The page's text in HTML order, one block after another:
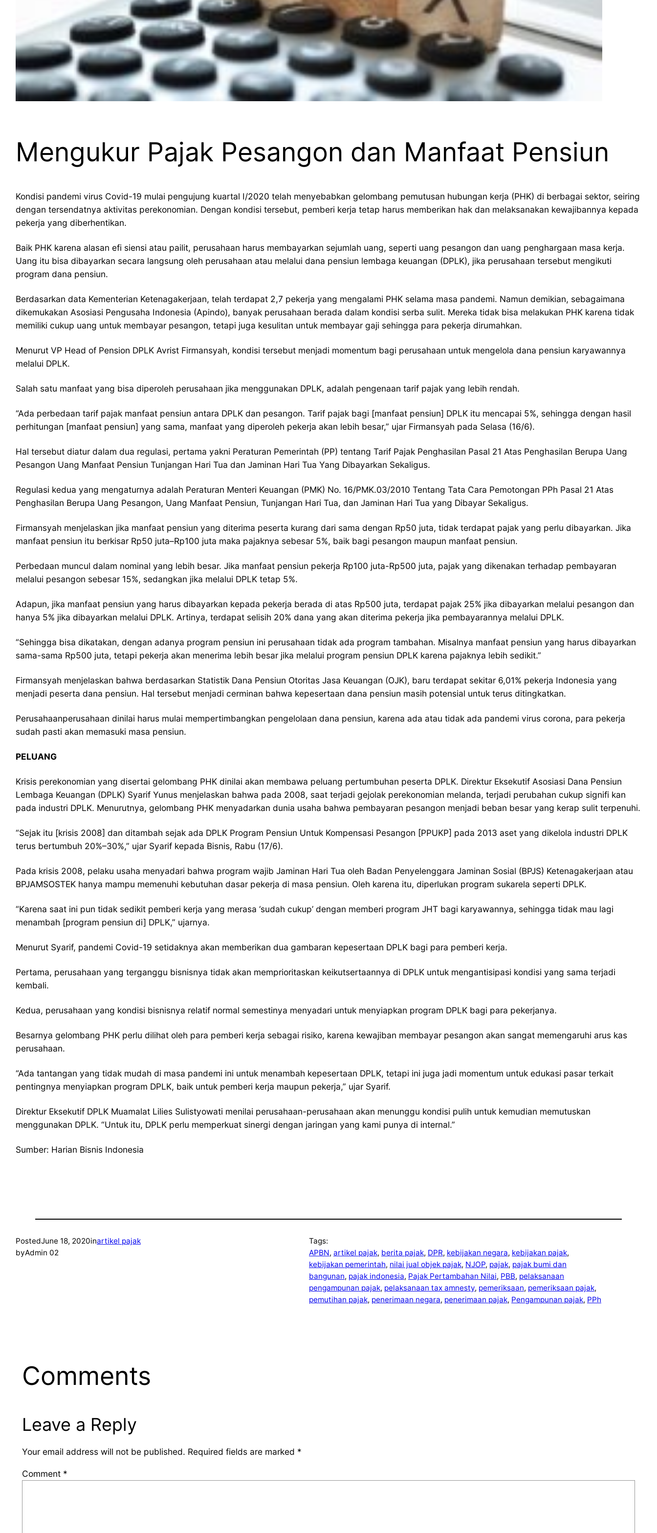
Mengukur Pajak Pesangon dan Manfaat Pensiun
Kondisi pandemi virus Covid-19 mulai pengujung kuartal I/2020 telah menyebabkan gelombang pemutusan hubungan kerja (PHK) di berbagai sektor, seiring
dengan tersendatnya aktivitas perekonomian. Dengan kondisi tersebut, pemberi kerja tetap harus memberikan hak dan melaksanakan kewajibannya kepada
pekerja yang diberhentikan.
Baik PHK karena alasan efi siensi atau pailit, perusahaan harus membayarkan sejumlah uang, seperti uang pesangon dan uang penghargaan masa kerja.
Uang itu bisa dibayarkan secara langsung oleh perusahaan atau melalui dana pensiun lembaga keuangan (DPLK), jika perusahaan tersebut mengikuti
program dana pensiun.
Berdasarkan data Kementerian Ketenagakerjaan, telah terdapat 2,7 pekerja yang mengalami PHK selama masa pandemi. Namun demikian, sebagaimana
dikemukakan Asosiasi Pengusaha Indonesia (Apindo), banyak perusahaan berada dalam kondisi serba sulit. Mereka tidak bisa melakukan PHK karena tidak
memiliki cukup uang untuk membayar pesangon, tetapi juga kesulitan untuk membayar gaji sehingga para pekerja dirumahkan.
Menurut VP Head of Pension DPLK Avrist Firmansyah, kondisi tersebut menjadi momentum bagi perusahaan untuk mengelola dana pensiun karyawannya
melalui DPLK.
Salah satu manfaat yang bisa diperoleh perusahaan jika menggunakan DPLK, adalah pengenaan tarif pajak yang lebih rendah.
“Ada perbedaan tarif pajak manfaat pensiun antara DPLK dan pesangon. Tarif pajak bagi [manfaat pensiun] DPLK itu mencapai 5%, sehingga dengan hasil
perhitungan [manfaat pensiun] yang sama, manfaat yang diperoleh pekerja akan lebih besar,” ujar Firmansyah pada Selasa (16/6).
Hal tersebut diatur dalam dua regulasi, pertama yakni Peraturan Pemerintah (PP) tentang Tarif Pajak Penghasilan Pasal 21 Atas Penghasilan Berupa Uang
Pesangon Uang Manfaat Pensiun Tunjangan Hari Tua dan Jaminan Hari Tua Yang Dibayarkan Sekaligus.
Regulasi kedua yang mengaturnya adalah Peraturan Menteri Keuangan (PMK) No. 16/PMK.03/2010 Tentang Tata Cara Pemotongan PPh Pasal 21 Atas
Penghasilan Berupa Uang Pesangon, Uang Manfaat Pensiun, Tunjangan Hari Tua, dan Jaminan Hari Tua yang Dibayar Sekaligus.
Firmansyah menjelaskan jika manfaat pensiun yang diterima peserta kurang dari sama dengan Rp50 juta, tidak terdapat pajak yang perlu dibayarkan. Jika
manfaat pensiun itu berkisar Rp50 juta–Rp100 juta maka pajaknya sebesar 5%, baik bagi pesangon maupun manfaat pensiun.
Perbedaan muncul dalam nominal yang lebih besar. Jika manfaat pensiun pekerja Rp100 juta-Rp500 juta, pajak yang dikenakan terhadap pembayaran
melalui pesangon sebesar 15%, sedangkan jika melalui DPLK tetap 5%.
Adapun, jika manfaat pensiun yang harus dibayarkan kepada pekerja berada di atas Rp500 juta, terdapat pajak 25% jika dibayarkan melalui pesangon dan
hanya 5% jika dibayarkan melalui DPLK. Artinya, terdapat selisih 20% dana yang akan diterima pekerja jika pembayarannya melalui DPLK.
“Sehingga bisa dikatakan, dengan adanya program pensiun ini perusahaan tidak ada program tambahan. Misalnya manfaat pensiun yang harus dibayarkan
sama-sama Rp500 juta, tetapi pekerja akan menerima lebih besar jika melalui program pensiun DPLK karena pajaknya lebih sedikit.”
Firmansyah menjelaskan bahwa berdasarkan Statistik Dana Pensiun Otoritas Jasa Keuangan (OJK), baru terdapat sekitar 6,01% pekerja Indonesia yang
menjadi peserta dana pensiun. Hal tersebut menjadi cerminan bahwa kepesertaan dana pensiun masih potensial untuk terus ditingkatkan.
Perusahaanperusahaan dinilai harus mulai mempertimbangkan pengelolaan dana pensiun, karena ada atau tidak ada pandemi virus corona, para pekerja
sudah pasti akan memasuki masa pensiun.
PELUANG
Krisis perekonomian yang disertai gelombang PHK dinilai akan membawa peluang pertumbuhan peserta DPLK. Direktur Eksekutif Asosiasi Dana Pensiun
Lembaga Keuangan (DPLK) Syarif Yunus menjelaskan bahwa pada 2008, saat terjadi gejolak perekonomian melanda, terjadi perubahan cukup signifi kan
pada industri DPLK. Menurutnya, gelombang PHK menyadarkan dunia usaha bahwa pembayaran pesangon menjadi beban besar yang kerap sulit terpenuhi.
“Sejak itu [krisis 2008] dan ditambah sejak ada DPLK Program Pensiun Untuk Kompensasi Pesangon [PPUKP] pada 2013 aset yang dikelola industri DPLK
terus bertumbuh 20%–30%,” ujar Syarif kepada Bisnis, Rabu (17/6).
Pada krisis 2008, pelaku usaha menyadari bahwa program wajib Jaminan Hari Tua oleh Badan Penyelenggara Jaminan Sosial (BPJS) Ketenagakerjaan atau
BPJAMSOSTEK hanya mampu memenuhi kebutuhan dasar pekerja di masa pensiun. Oleh karena itu, diperlukan program sukarela seperti DPLK.
“Karena saat ini pun tidak sedikit pemberi kerja yang merasa ‘sudah cukup’ dengan memberi program JHT bagi karyawannya, sehingga tidak mau lagi
menambah [program pensiun di] DPLK,” ujarnya.
Menurut Syarif, pandemi Covid-19 setidaknya akan memberikan dua gambaran kepesertaan DPLK bagi para pemberi kerja.
Pertama, perusahaan yang terganggu bisnisnya tidak akan memprioritaskan keikutsertaannya di DPLK untuk mengantisipasi kondisi yang sama terjadi
kembali.
Kedua, perusahaan yang kondisi bisnisnya relatif normal semestinya menyadari untuk menyiapkan program DPLK bagi para pekerjanya.
Besarnya gelombang PHK perlu dilihat oleh para pemberi kerja sebagai risiko, karena kewajiban membayar pesangon akan sangat memengaruhi arus kas
perusahaan.
“Ada tantangan yang tidak mudah di masa pandemi ini untuk menambah kepesertaan DPLK, tetapi ini juga jadi momentum untuk edukasi pasar terkait
pentingnya menyiapkan program DPLK, baik untuk pemberi kerja maupun pekerja,” ujar Syarif.
Direktur Eksekutif DPLK Muamalat Lilies Sulistyowati menilai perusahaan-perusahaan akan menunggu kondisi pulih untuk kemudian memutuskan
menggunakan DPLK. “Untuk itu, DPLK perlu memperkuat sinergi dengan jaringan yang kami punya di internal.”
Sumber: Harian Bisnis Indonesia
PostedJune 18, 2020inartikel pajak
byAdmin 02
Tags:
APBN, artikel pajak, berita pajak, DPR, kebijakan negara, kebijakan pajak
kebijakan pemerintah, nilai jual objek pajak, NJOP, pajak, pajak bumi dan
bangunan, pajak indonesia, Pajak Pertambahan Nilai, PBB, pelaksanaan
pengampunan pajak, pelaksanaan tax amnesty, pemeriksaan, pemeriksaan pajak
pemutihan pajak, penerimaan negara, penerimaan pajak, Pengampunan pajak, PPh
Comments
Leave a Reply
Your email address will not be published. Required fields are marked *
Comment *